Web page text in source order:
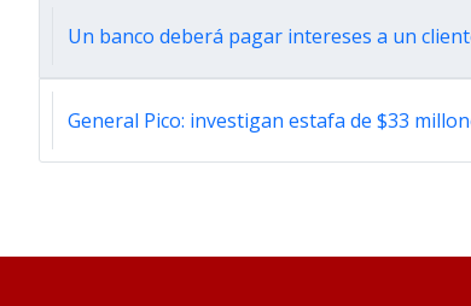
Un banco deberá pagar intereses a un
General Pico: investigan estafa de $33